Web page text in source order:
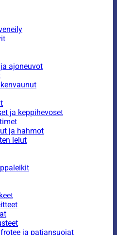
ajoneuvot
ja keppihevoset
ja hahmot
lelut
ja patjansuojat